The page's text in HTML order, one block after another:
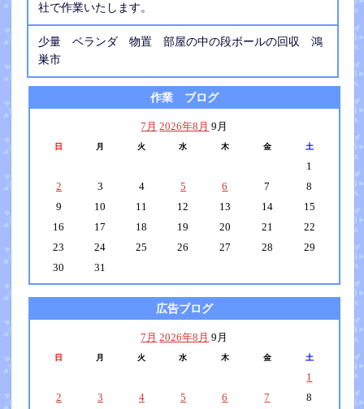
社で作業いたします。
少量 ベランダ 物置 部屋の中の段ボールの回収 鴻
巣市
作業 ブログ
7月 2026年8月 9月
日 月 火 水 木 金 土
1
2
3 4 5 6 7
8
9
10 11 12 13 14
15
16
17 18 19 20 21
22
23
24 25 26 27 28
29
30
31
広告ブログ
7月 2026年8月 9月
日 月 火 水 木 金 土
1
2
3 4 5 6 7
8